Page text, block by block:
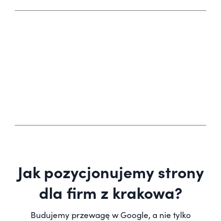
Jak pozycjonujemy strony
dla firm z krakowa?
Budujemy przewagę w Google, a nie tylko